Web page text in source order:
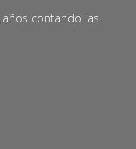
contando las